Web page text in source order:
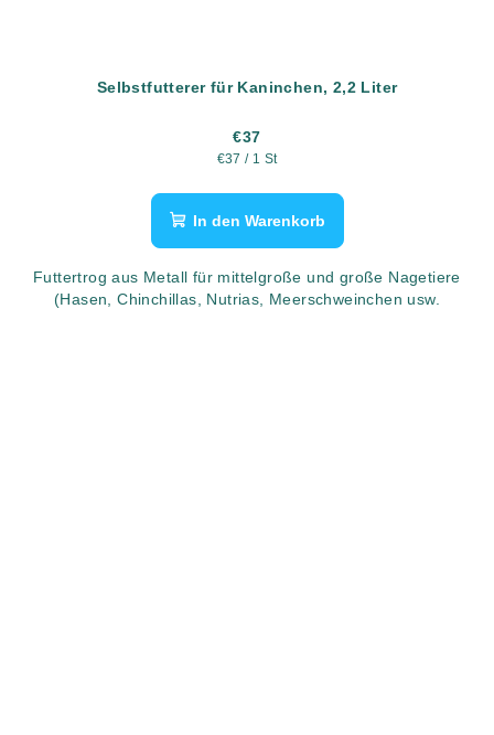
Selbstfutterer für Kaninchen, 2,2 Liter
€37
Verkaufspreis:
€37 / 1 St
In den Warenkorb
Futtertrog aus Metall für mittelgroße und große Nagetiere
(Hasen, Chinchillas, Nutrias, Meerschweinchen usw.